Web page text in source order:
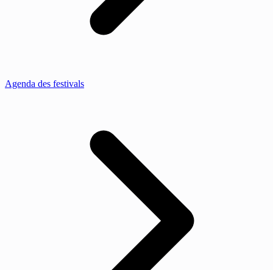
Agenda des festivals